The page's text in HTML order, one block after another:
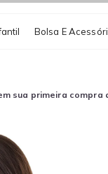
Bolsa E
sua primeira compra